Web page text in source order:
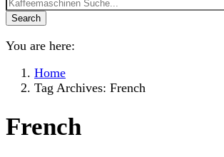
Search
You are here:
Home
Tag Archives: French
French